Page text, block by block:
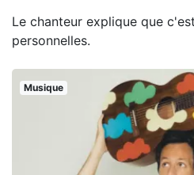
Le chanteur explique que
personnelles.
Musique